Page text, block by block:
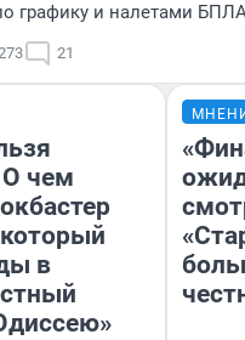
графику и налетами
21
О чем
который
в